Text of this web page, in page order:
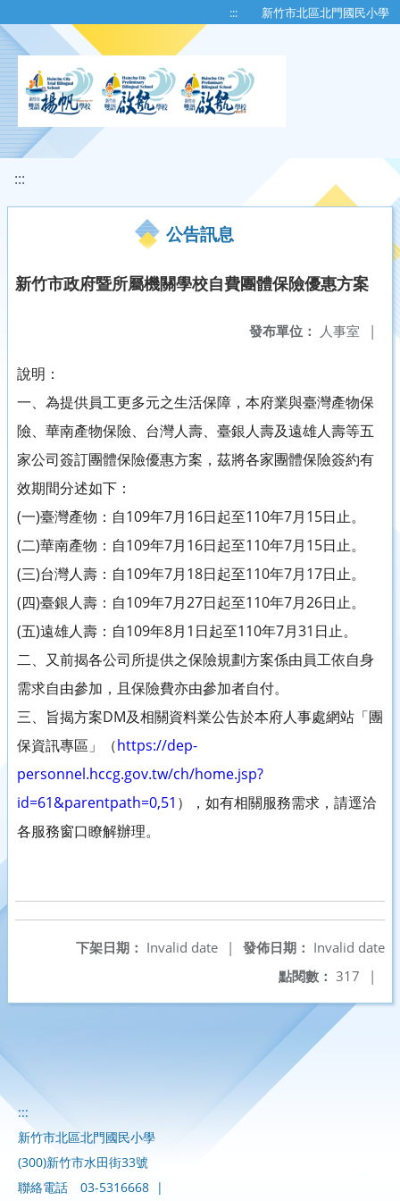
::: 新竹市北區北門國民小學
:::
公告訊息
新竹市政府暨所屬機關學校自費團體保險優惠方案
發布單位： 人事室 |
說明：
一、為提供員工更多元之生活保障，本府業與臺灣產物保
險、華南產物保險、台灣人壽、臺銀人壽及遠雄人壽等五
家公司簽訂團體保險優惠方案，茲將各家團體保險簽約有
效期間分述如下：
(一)臺灣產物：自109年7月16日起至110年7月15日止。
(二)華南產物：自109年7月16日起至110年7月15日止。
(三)台灣人壽：自109年7月18日起至110年7月17日止。
(四)臺銀人壽：自109年7月27日起至110年7月26日止。
(五)遠雄人壽：自109年8月1日起至110年7月31日止。
二、又前揭各公司所提供之保險規劃方案係由員工依自身
需求自由參加，且保險費亦由參加者自付。
三、旨揭方案DM及相關資料業公告於本府人事處網站「團
保資訊專區」（https://dep-
personnel.hccg.gov.tw/ch/home.jsp?
id=61&parentpath=0,51 ），如有相關服務需求，請逕洽
各服務窗口瞭解辦理。
發佈日期： Invalid date
下架日期： Invalid date
|
點閱數： 317 |
:::
新竹市北區北門國民小學
(300)新竹市水田街33號
聯絡電話
03-5316668 |